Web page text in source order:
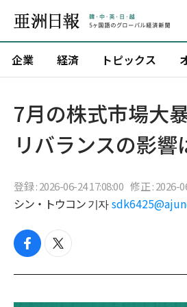
企業 経済 トピックス
7月の株式市場大
リバランスの影響
登録 : 2026-06-24 17:08:00 修正 : 2026-
シン・トウコン 기자
f
c
b
t
i
t